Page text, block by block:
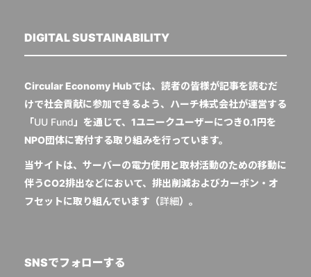
DIGITAL SUSTAINABILITY
Circular Economy Hubでは、読者の皆様が記事を読むだ
けで社会貢献に参加できるよう、ハーチ株式会社が運営する
「UU Fund 」を通じて、1ユニークユーザーにつき0.1円を
NPO団体に寄付する取り組みを行っています。
当サイトは、サーバーの電力使用と取材活動のための移動に
伴うCO2排出などにおいて、排出削減およびカーボン・オ
フセットに取り組んでいます（詳細）。
SNSでフォローする